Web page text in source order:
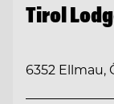
Tirol
6352 Ellmau,